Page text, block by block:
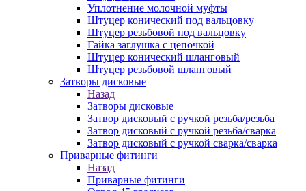
Уплотнение молочной муфты
Штуцер конический под вальцовку
Штуцер резьбовой под вальцовку
Гайка заглушка с цепочкой
Штуцер конический шланговый
Штуцер резьбовой шланговый
Затворы дисковые
Назад
Затворы дисковые
Затвор дисковый с ручкой резьба/резьба
Затвор дисковый с ручкой резьба/сварка
Затвор дисковый с ручкой сварка/сварка
Приварные фитинги
Назад
Приварные фитинги